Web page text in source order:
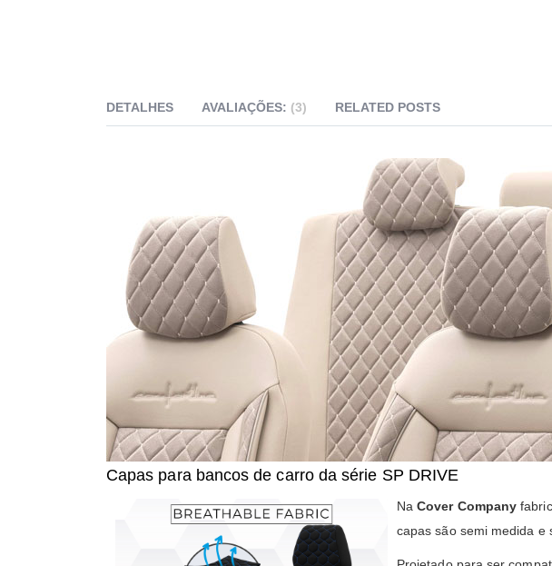
DETALHES
Capas para bancos de carro da série SP DRIVE
NaCover Company
capas são semi medida e
AVALIAÇÕES: 3 RELATED POSTS